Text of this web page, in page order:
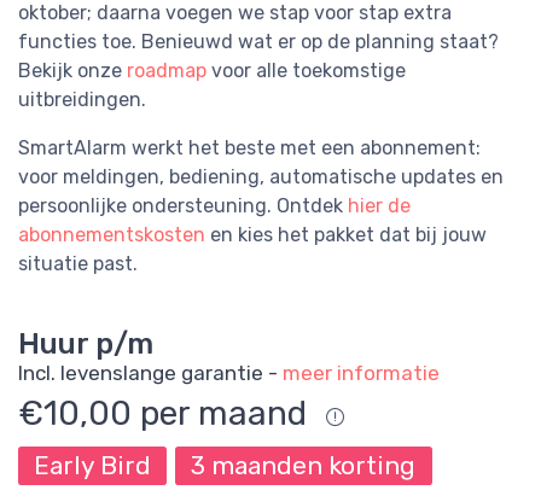
oktober; daarna voegen we stap voor stap extra
functies toe. Benieuwd wat er op de planning staat?
Bekijk onze roadmap voor alle toekomstige
uitbreidingen.
SmartAlarm werkt het beste met een abonnement:
voor meldingen, bediening, automatische updates en
persoonlijke ondersteuning. Ontdek hier de
abonnementskosten en kies het pakket dat bij jouw
situatie past.
Huur p/m
Incl. levenslange garantie - meer informatie
€10,00 per maand
Early Bird 3 maanden korting